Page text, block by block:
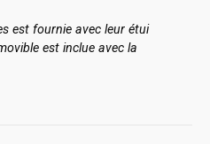
est fournie avec leur étui
est inclue avec la